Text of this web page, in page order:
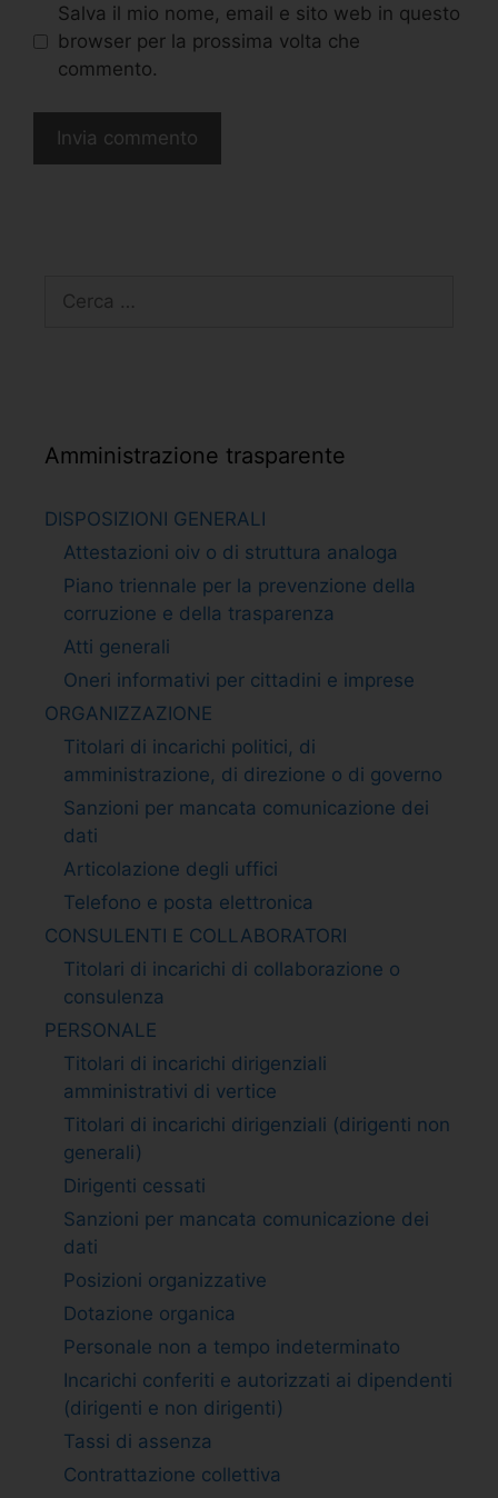
Salva il mio nome, email e sito web in questo
browser per la prossima volta che
commento.
Amministrazione trasparente
DISPOSIZIONI GENERALI
Attestazioni oiv o di struttura analoga
Piano triennale per la prevenzione della
corruzione e della trasparenza
Atti generali
Oneri informativi per cittadini e imprese
ORGANIZZAZIONE
Titolari di incarichi politici, di
amministrazione, di direzione o di governo
Sanzioni per mancata comunicazione dei
dati
Articolazione degli uffici
Telefono e posta elettronica
CONSULENTI E COLLABORATORI
Titolari di incarichi di collaborazione o
consulenza
PERSONALE
Titolari di incarichi dirigenziali
amministrativi di vertice
Titolari di incarichi dirigenziali (dirigenti non
generali)
Dirigenti cessati
Sanzioni per mancata comunicazione dei
dati
Posizioni organizzative
Dotazione organica
Personale non a tempo indeterminato
Incarichi conferiti e autorizzati ai dipendenti
(dirigenti e non dirigenti)
Tassi di assenza
Contrattazione collettiva